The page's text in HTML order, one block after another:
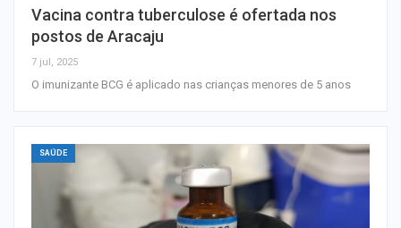
Vacina contra tuberculose é ofertada nos
postos de Aracaju
7 jul, 2025
O imunizante BCG é aplicado nas crianças menores de 5 anos
SAÚDE